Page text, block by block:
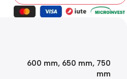
600 mm, 650 mm, 750
mm